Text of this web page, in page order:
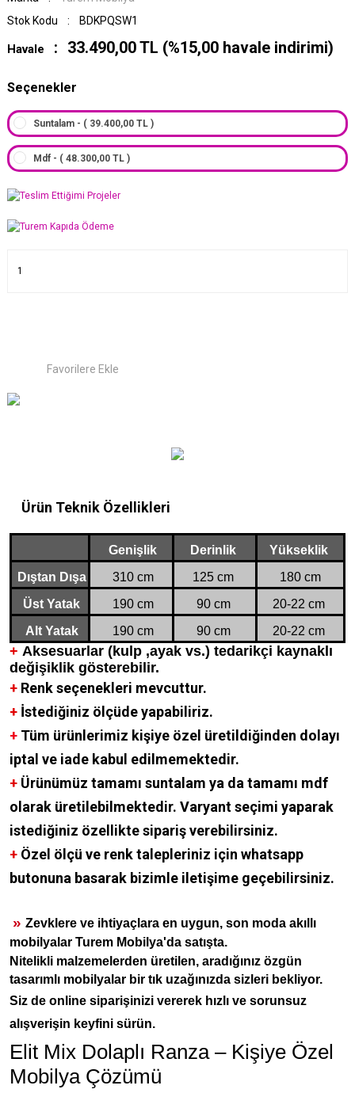
Stok Kodu
BDKPQSW1
Havale 33.490,00 TL (%15,00 havale indirimi)
Seçenekler
Suntalam - ( 39.400,00 TL )
Mdf - ( 48.300,00 TL )
Ürün Teknik Özellikleri
Genişlik Derinlik
Yükseklik
Dıştan Dışa
310 cm 125 cm
180 cm
Üst Yatak
190 cm 90 cm
20-22 cm
Alt Yatak
190 cm 90 cm 20-22 cm
+ Aksesuarlar (kulp ,ayak vs.) tedarikçi kaynaklı
değişiklik gösterebilir.
+ Renk seçenekleri mevcuttur.
+ İstediğiniz ölçüde yapabiliriz.
+ Tüm ürünlerimiz kişiye özel üretildiğinden dolayı
iptal ve iade kabul edilmemektedir.
+ Ürünümüz tamamı suntalam ya da tamamı mdf
olarak üretilebilmektedir. Varyant seçimi yaparak
istediğiniz özellikte sipariş verebilirsiniz.
+ Özel ölçü ve renk talepleriniz için whatsapp
butonuna basarak bizimle iletişime geçebilirsiniz.
» Zevklere ve ihtiyaçlara en uygun, son moda akıllı
mobilyalar Turem Mobilya'da satışta.
Nitelikli malzemelerden üretilen, aradığınız özgün
tasarımlı mobilyalar bir tık uzağınızda sizleri bekliyor.
Siz de online siparişinizi vererek hızlı ve sorunsuz
alışverişin keyfini sürün.
Elit Mix Dolaplı Ranza – Kişiye Özel
Mobilya Çözümü